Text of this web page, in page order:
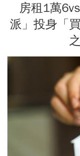
房租1萬
派」投身「